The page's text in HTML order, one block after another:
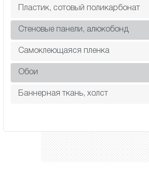
Пластик, сотовый поликарбонат
Cтеновые панели, алюкобонд
Самоклеющаяся пленка
Обои
Баннерная ткань, холст